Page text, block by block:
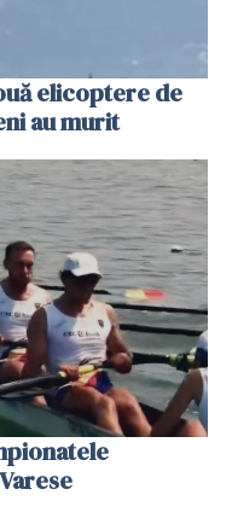
elicoptere de
au murit